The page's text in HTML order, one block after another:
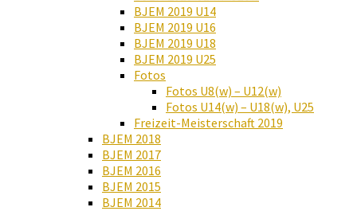
BJEM 2019 U14
BJEM 2019 U16
BJEM 2019 U18
BJEM 2019 U25
Fotos
Fotos U8(w) – U12(w)
Fotos U14(w) – U18(w), U25
Freizeit-Meisterschaft 2019
BJEM 2018
BJEM 2017
BJEM 2016
BJEM 2015
BJEM 2014